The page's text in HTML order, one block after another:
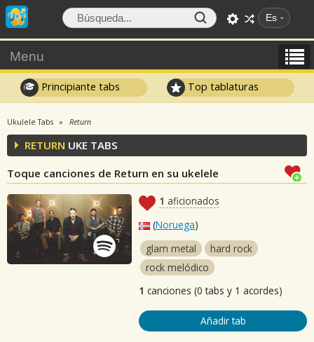
Es
Menu
Principiante tabs Top tablaturas
Ukulele Tabs Return
RETURN UKE TABS
Toque canciones de Return en su ukelele
1 aficionados
(Noruega)
glam metal
hard rock
rock melódico
1 canciones (0 tabs y 1 acordes)
Añadir tab